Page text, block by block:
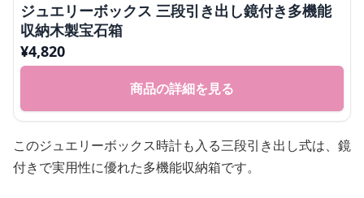
ジュエリーボックス 三段引き出し鏡付き多機能
収納木製宝石箱
¥4,820
商品の詳細を見る
このジュエリーボックス時計も入る三段引き出し式は、鏡
付きで実用性に優れた多機能収納箱です。